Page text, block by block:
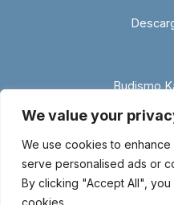
We value your
We use cookies to
serve personalised ads or
By clicking "Accept All", you
cookies.
Budismo